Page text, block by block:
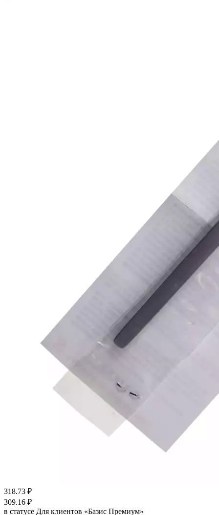
318.73 ₽
309.16 ₽
в статусе Для клиентов «Базис Премиум»